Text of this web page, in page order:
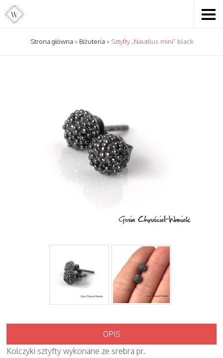
Strona główna » Biżuteria » Sztyfty „Nautilus mini” black
OPIS
Kolczyki sztyfty wykonane ze srebra pr.